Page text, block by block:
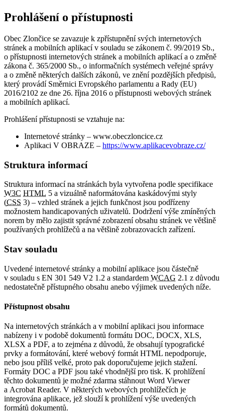
Prohlášení o přístupnosti
Obec Zlončice se zavazuje k zpřístupnění svých internetových
stránek a mobilních aplikací v souladu se zákonem č. 99/2019 Sb.,
o přístupnosti internetových stránek a mobilních aplikací a o změně
zákona č. 365/2000 Sb., o informačních systémech veřejné správy
a o změně některých dalších zákonů, ve znění pozdějších předpisů,
který provádí Směrnici Evropského parlamentu a Rady (EU)
2016/2102 ze dne 26. října 2016 o přístupnosti webových stránek
a mobilních aplikací.
Prohlášení přístupnosti se vztahuje na:
Internetové stránky – www.obeczloncice.cz
Aplikaci V OBRAZE – https://www.aplikacevobraze.cz/
Struktura informací
Struktura informací na stránkách byla vytvořena podle specifikace
W3C HTML 5 a vizuálně naformátována kaskádovými styly
(CSS 3) – vzhled stránek a jejich funkčnost jsou podřízeny
možnostem handicapovaných uživatelů. Dodržení výše zmíněných
norem by mělo zajistit správné zobrazení obsahu stránek ve většině
používaných prohlížečů a na většině zobrazovacích zařízení.
Stav souladu
Uvedené internetové stránky a mobilní aplikace jsou částečně
v souladu s EN 301 549 V2 1.2 a standardem WCAG 2.1 z důvodu
nedostatečně přístupného obsahu anebo výjimek uvedených níže.
Přístupnost obsahu
Na internetových stránkách a v mobilní aplikaci jsou informace
nabízeny i v podobě dokumentů formátu DOC, DOCX, XLS,
XLSX a PDF, a to zejména z důvodů, že obsahují typografické
prvky a formátování, které webový formát HTML nepodporuje,
nebo jsou příliš velké, proto pak doporučujeme jejich stažení.
Formáty DOC a PDF jsou také vhodnější pro tisk. K prohlížení
těchto dokumentů je možné zdarma stáhnout Word Viewer
a Acrobat Reader. V některých webových prohlížečích je
integrována aplikace, jež slouží k prohlížení výše uvedených
formátů dokumentů.